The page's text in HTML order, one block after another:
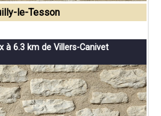
le-Tesson
à 6.3 km de Villers-Canivet